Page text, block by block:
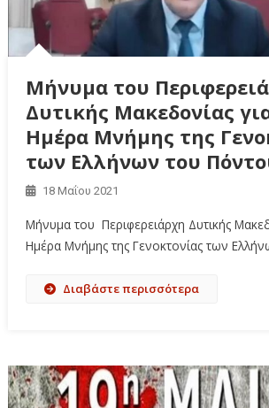
Μήνυμα του
Δυτικής Μακεδονίας
Ημέρα Μνήμης της
των Ελλήνων του
18 Μαΐου 2021
Μήνυμα του Περιφερειάρχη Δυτικής
Ημέρα Μνήμης της Γενοκτονίας των
Διαβάστε περισσότερα